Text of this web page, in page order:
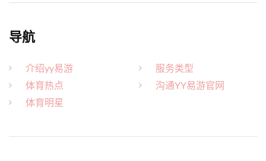
导航
介绍yy易游
体育热点
体育明星
服务类型
沟通YY易游官网